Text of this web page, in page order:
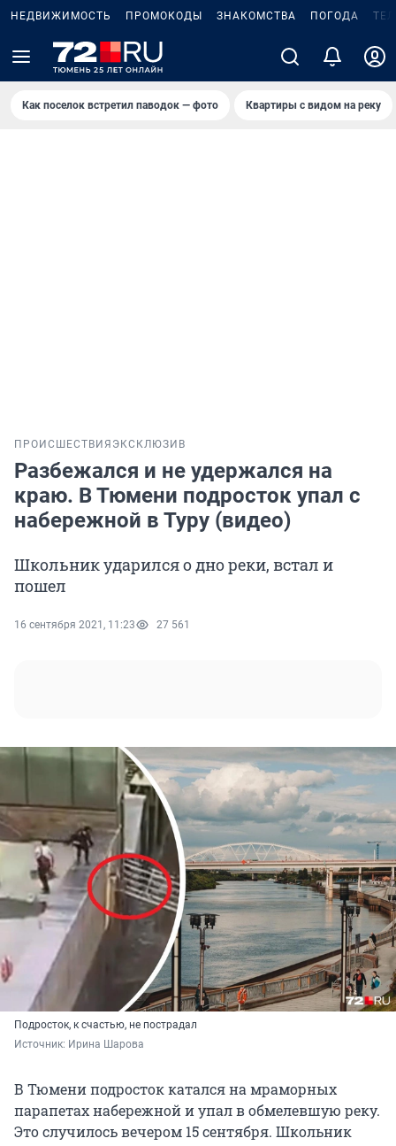
НЕДВИЖИМОСТЬ ПРОМОКОДЫ ЗНАКОМСТВА ПОГОДА
Как поселок встретил паводок — фото Квартиры с видом на реку
ПРОИСШЕСТВИЯ ЭКСКЛЮЗИВ
Разбежался и не удержался на
краю. В Тюмени подросток упал с
набережной в Туру (видео)
Школьник ударился о дно реки, встал и
пошел
16 сентября 2021, 11:23 27 561
Подросток, к счастью, не пострадал
Источник: Ирина Шарова
В Тюмени подросток катался на мраморных
парапетах набережной и упал в обмелевшую реку.
Это случилось вечером 15 сентября. Школьник